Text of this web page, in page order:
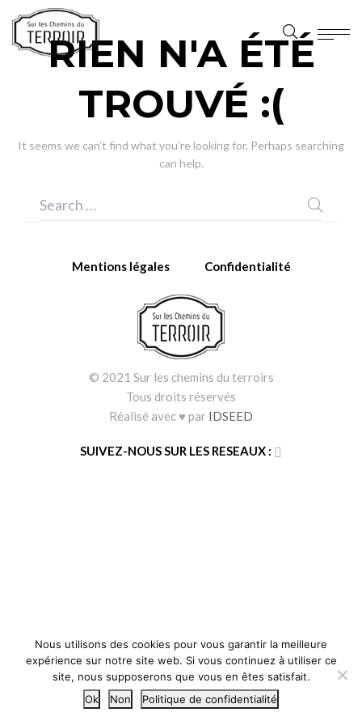
RIEN N'A ÉTÉ
TROUVÉ :(
It seems we can’t find what you’re looking for. Perhaps searching
can help.
Mentions légales Confidentialité
© 2021 Sur les chemins du terroirs
Tous droits réservés
Réalisé avec ♥ par IDSEED
SUIVEZ-NOUS SUR LES RESEAUX :
Nous utilisons des cookies pour vous garantir la meilleure
expérience sur notre site web. Si vous continuez à utiliser ce
site, nous supposerons que vous en êtes satisfait.
Ok
Non Politique de confidentialité